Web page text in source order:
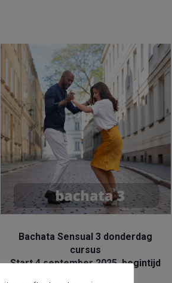
Bachata Sensual 3 donderdag
cursus
Start 4 september 2025, begintijd